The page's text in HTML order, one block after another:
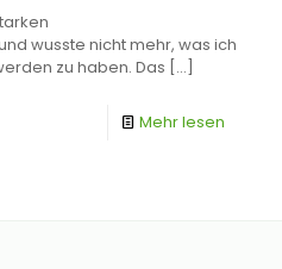
wusste nicht mehr, was ich
zu haben. Das […]
Mehr lesen